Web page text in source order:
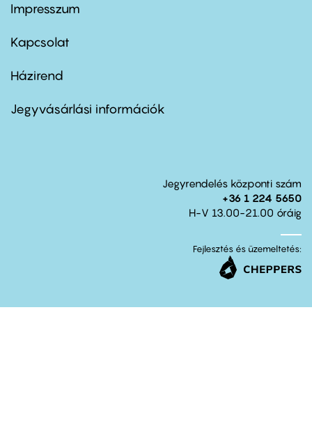
Footer
first
Impresszum
Kapcsolat
Footer
second
Házirend
Jegyvásárlási információk
Jegyrendelés központi szám
+36 1 224 5650
H-V 13.00-21.00 óráig
Fejlesztés és üzemeltetés: